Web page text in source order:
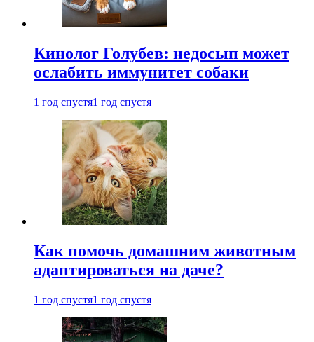
Кинолог Голубев: недосып может
ослабить иммунитет собаки
1 год спустя1 год спустя
Как помочь домашним животным
адаптироваться на даче?
1 год спустя1 год спустя